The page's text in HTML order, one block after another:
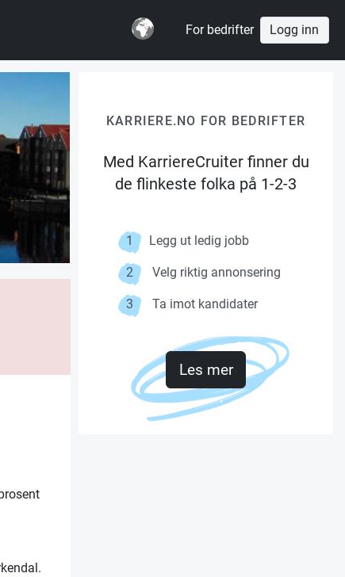
For bedrifter Logg inn
KARRIERE.NO FOR BEDRIFTER
Med KarriereCruiter finner du
de flinkeste folka på 1-2-3
1 Legg ut ledig jobb
2 Velg riktig annonsering
3 Ta imot kandidater
Les mer